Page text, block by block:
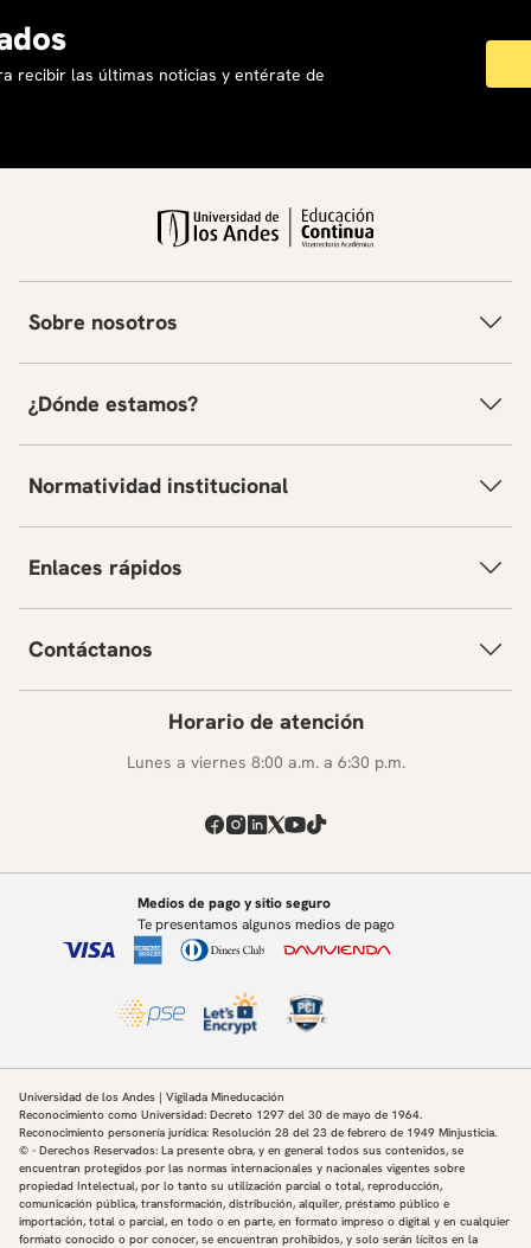
recibir las últimas noticias y entérate de
Sobre nosotros
¿Dónde estamos?
Normatividad institucional
Enlaces rápidos
Contáctanos
Horario de atención
Lunes a viernes 8:00 a.m. a 6:30 p.m.
Medios de pago y sitio seguro
Te presentamos algunos medios de pago
Universidad de los Andes | Vigilada Mineducación
Reconocimiento como Universidad: Decreto 1297 del 30 de mayo de 1964.
Reconocimiento personería jurídica: Resolución 28 del 23 de febrero de 1949 Minjusticia.
© - Derechos Reservados: La presente obra, y en general todos sus contenidos, se
encuentran protegidos por las normas internacionales y nacionales vigentes sobre
propiedad Intelectual, por lo tanto su utilización parcial o total, reproducción,
comunicación pública, transformación, distribución, alquiler, préstamo público e
importación, total o parcial, en todo o en parte, en formato impreso o digital y en cualquier
formato conocido o por conocer, se encuentran prohibidos, y solo serán lícitos en la